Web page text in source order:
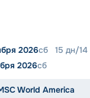
2026сб 15 дн/14
2026сб
World America